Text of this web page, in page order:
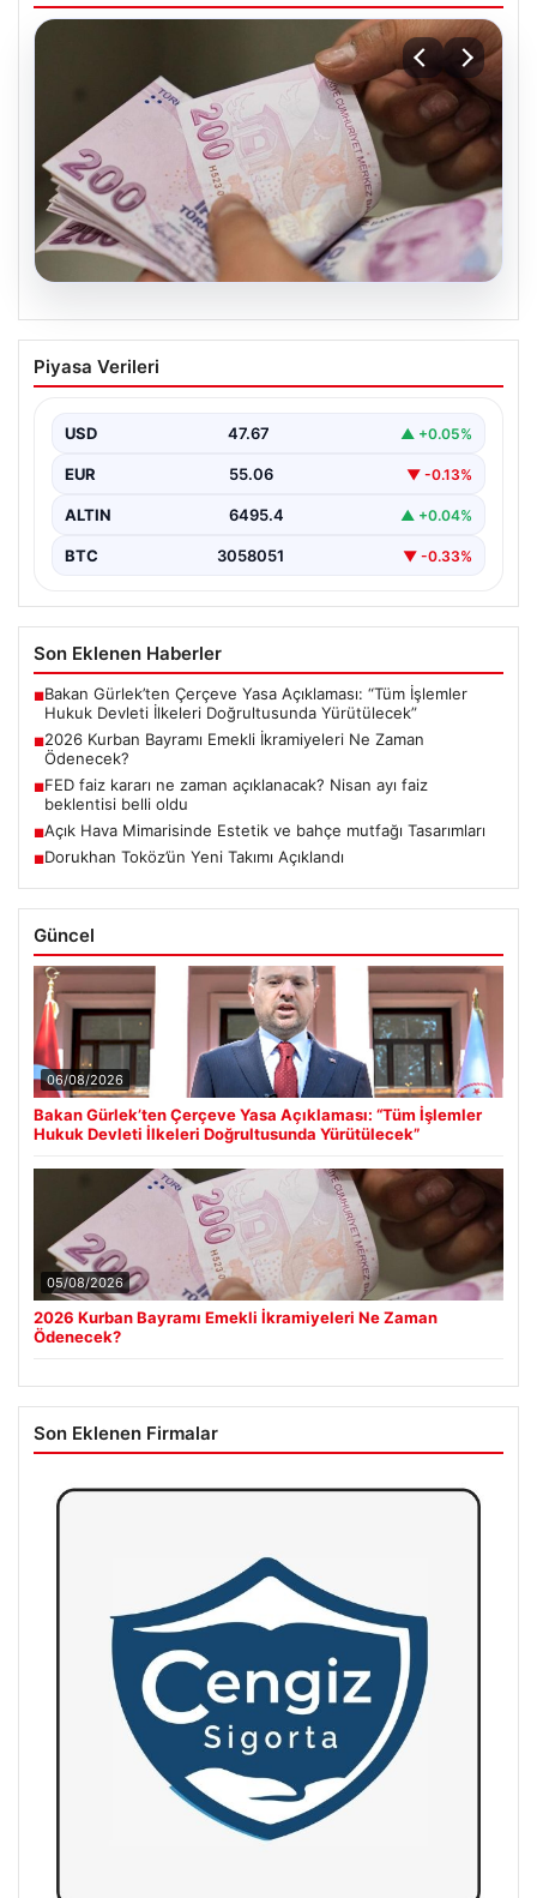
05.08.2026
2026 Kurban Bayramı Emekli
İkramiyeleri Ne Zaman Ödenecek?
milyon emekli vatandaşın gözü kulağı bayram
ikramiyesi…
Piyasa Verileri
USD 47.67 ▲ +0.05%
EUR 55.06 ▼ -0.13%
ALTIN 6495.4 ▲ +0.04%
BTC 3058051 ▼ -0.33%
Son Eklenen Haberler
■Bakan Gürlek’ten Çerçeve Yasa Açıklaması: “Tüm İşlemler
Hukuk Devleti İlkeleri Doğrultusunda Yürütülecek”
■2026 Kurban Bayramı Emekli İkramiyeleri Ne Zaman
Ödenecek?
■FED faiz kararı ne zaman açıklanacak? Nisan ayı faiz
beklentisi belli oldu
■Açık Hava Mimarisinde Estetik ve bahçe mutfağı Tasarımları
■Dorukhan Toköz’ün Yeni Takımı Açıklandı
Güncel
06/08/2026
Bakan Gürlek’ten Çerçeve Yasa Açıklaması: “Tüm İşlemler
Hukuk Devleti İlkeleri Doğrultusunda Yürütülecek”
05/08/2026
2026 Kurban Bayramı Emekli İkramiyeleri Ne Zaman
Ödenecek?
Son Eklenen Firmalar